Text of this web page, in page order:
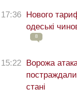
17:36 Нового
одеські
8
15:22 Ворожа
стані